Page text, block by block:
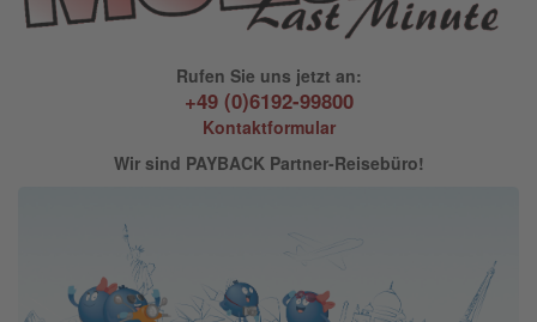
Rufen Sie uns jetzt an:
+49 (0)6192-99800
Kontaktformular
Wir sind PAYBACK Partner-Reisebüro!